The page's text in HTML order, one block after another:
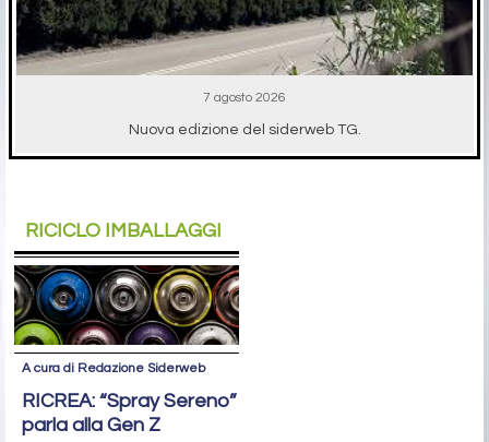
7 agosto 2026
Nuova edizione del siderweb TG.
RICICLO IMBALLAGGI
A cura di Redazione Siderweb
RICREA: “Spray Sereno”
parla alla Gen Z